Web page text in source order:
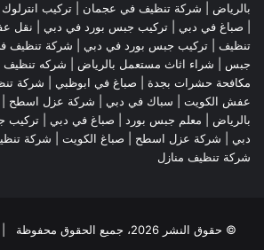
بالرياض
شركة تنظيف في عجمان | تركيب انترلوك
صباغ في دبي تركيب جبس بورد في دبي نقل
تنظيف
تركيب جبس بورد في دبي شركة تنظيف
جبس
شراء اثاث مستعمل بالرياض شركه تنظيف
مكافحة حشرات بجدة
صباغ في ابوظبي شركة
عفش الكويت | سباك في دبي | شركة عزل اسطح
بالرياض
معلم جبس بورد صباغ في دبي
تركيب
دبي
شركة عزل اسطح صباغ الكويت شركة
شركة تنظيف منازل
© حقوق النشر 2026، جميع الحقوق محفوظة | تصميم وتطوير شركة